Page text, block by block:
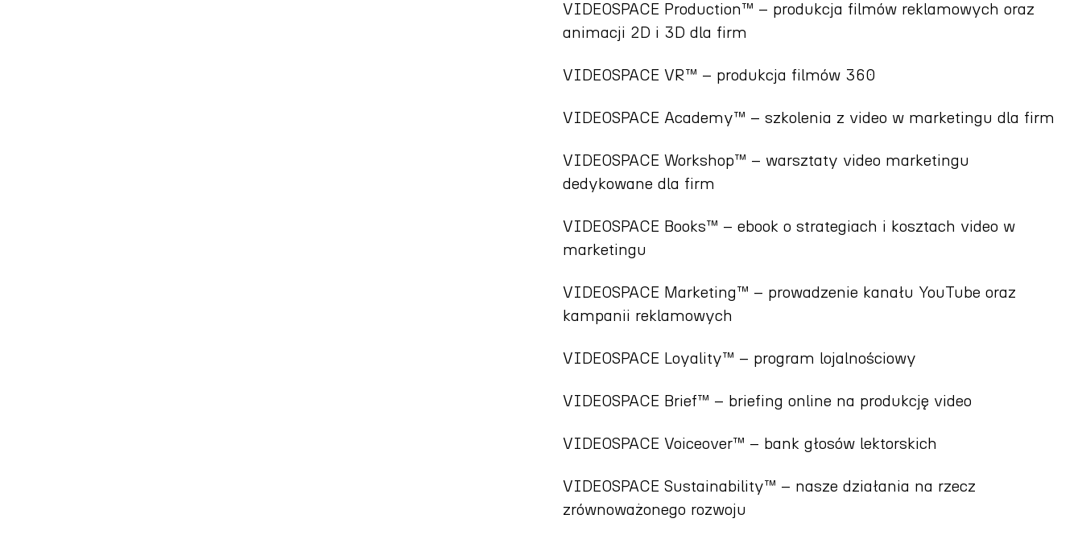
VIDEOSPACE Production™ – produkcja filmów reklamowych oraz
animacji 2D i 3D dla firm
VIDEOSPACE VR™ – produkcja filmów 360
VIDEOSPACE Academy™ – szkolenia z video w marketingu dla firm
VIDEOSPACE Workshop™ – warsztaty video marketingu
dedykowane dla firm
VIDEOSPACE Books™ – ebook o strategiach i kosztach video w
marketingu
VIDEOSPACE Marketing™ – prowadzenie kanału YouTube oraz
kampanii reklamowych
VIDEOSPACE Loyality™ – program lojalnościowy
VIDEOSPACE Brief™ – briefing online na produkcję video
VIDEOSPACE Voiceover™ – bank głosów lektorskich
VIDEOSPACE Sustainability™ – nasze działania na rzecz
zrównoważonego rozwoju